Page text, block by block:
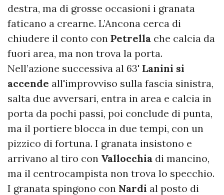
destra, ma di grosse occasioni i granata
faticano a crearne. L’Ancona cerca di
chiudere il conto con Petrella che calcia da
fuori area, ma non trova la porta.
Nell’azione successiva al 63' Lanini si
accende all'improvviso sulla fascia sinistra,
salta due avversari, entra in area e calcia in
porta da pochi passi, poi conclude di punta,
ma il portiere blocca in due tempi, con un
pizzico di fortuna. I granata insistono e
arrivano al tiro con Vallocchia di mancino,
ma il centrocampista non trova lo specchio.
I granata spingono con Nardi al posto di